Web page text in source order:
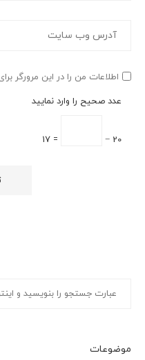
اطلاعات من را در این مرورگر
عدد صحیح را وارد نمایید
20 −
= 17
موضوعات